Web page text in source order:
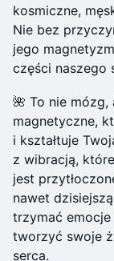
kosmiczne,
Nie bez
jego
części naszego
🌺 To nie
magnetyczne,
i kształtuje
z wibracją,
jest
nawet
trzymać
tworzyć swoje
serca.